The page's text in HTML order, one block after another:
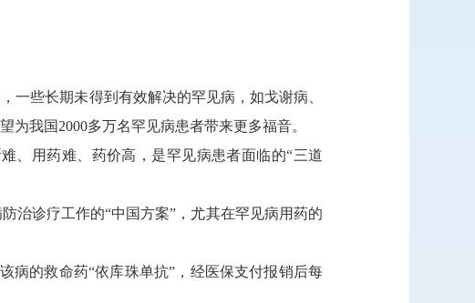
些长期未得到有效解决的罕见病，如戈谢病、
我国2000多万名罕见病患者带来更多福音。
、用药难、药价高，是罕见病患者面临的“三道
诊疗工作的“中国方案”，尤其在罕见病用药的
的救命药“依库珠单抗”，经医保支付报销后每